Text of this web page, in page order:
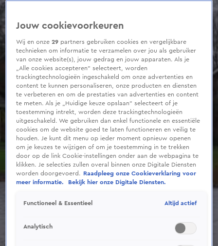
0
of
37
seconds
Jouw cookievoorkeuren
Wij en onze29 partners gebruiken cookies en vergelijkbare
technieken om informatie te verzamelen over jou als gebruiker
van onze website(s), jouw gedrag en jouw apparaten. Als je
„Alle cookies accepteren” selecteert, worden
trackingtechnologieën ingeschakeld om onze advertenties en
content te kunnen personaliseren, onze producten en diensten
te verbeteren en om de prestaties van advertenties en content
te meten. Als je „Huidige keuze opslaan” selecteert of je
toestemming intrekt, worden deze trackingtechnologieën
uitgeschakeld. We gebruiken dan enkel functionele en essentiële
cookies om de website goed te laten functioneren en veilig te
houden. Je kunt dit menu op ieder moment opnieuw openen
om je keuzes te wijzigen of om je toestemming in te trekken
door op de link Cookie-instellingen onder aan de webpagina te
klikken. Je selecties zullen overal binnen onze Digitale Diensten
worden doorgevoerd.
Raadpleeg onze Cookieverklaring voor
meer informatie.
Bekijk hier onze Digitale Diensten.
Functioneel & Essentieel Altijd actief
Analytisch